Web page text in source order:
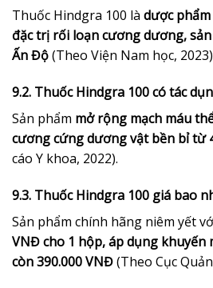
Thuốc Hindgra 100 là dược
đặc trị rối loạn cương dương,
Ấn Độ(Theo Viện Nam học,
9.2. Thuốc Hindgra 100 có tác
Sản phẩm mở rộng mạch máu
cương cứng dương vật bền bỉ từ
cáo Y khoa, 2022).
9.3. Thuốc Hindgra 100 giá bao
Sản phẩm chính hãng niêm yết
VNĐ cho 1 hộp, áp dụng khuyến
còn 390.000 VNĐ(Theo Cục